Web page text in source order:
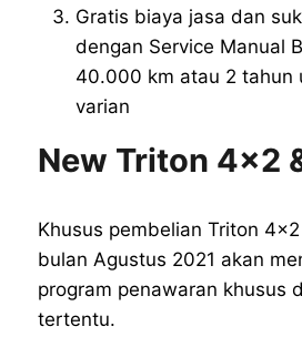
Gratis biaya jasa dan
dengan Service Manual
40.000 km atau 2 tahun
varian
New Triton 4×2
Khusus pembelian Triton
bulan Agustus 2021 akan
program penawaran khusus
tertentu.